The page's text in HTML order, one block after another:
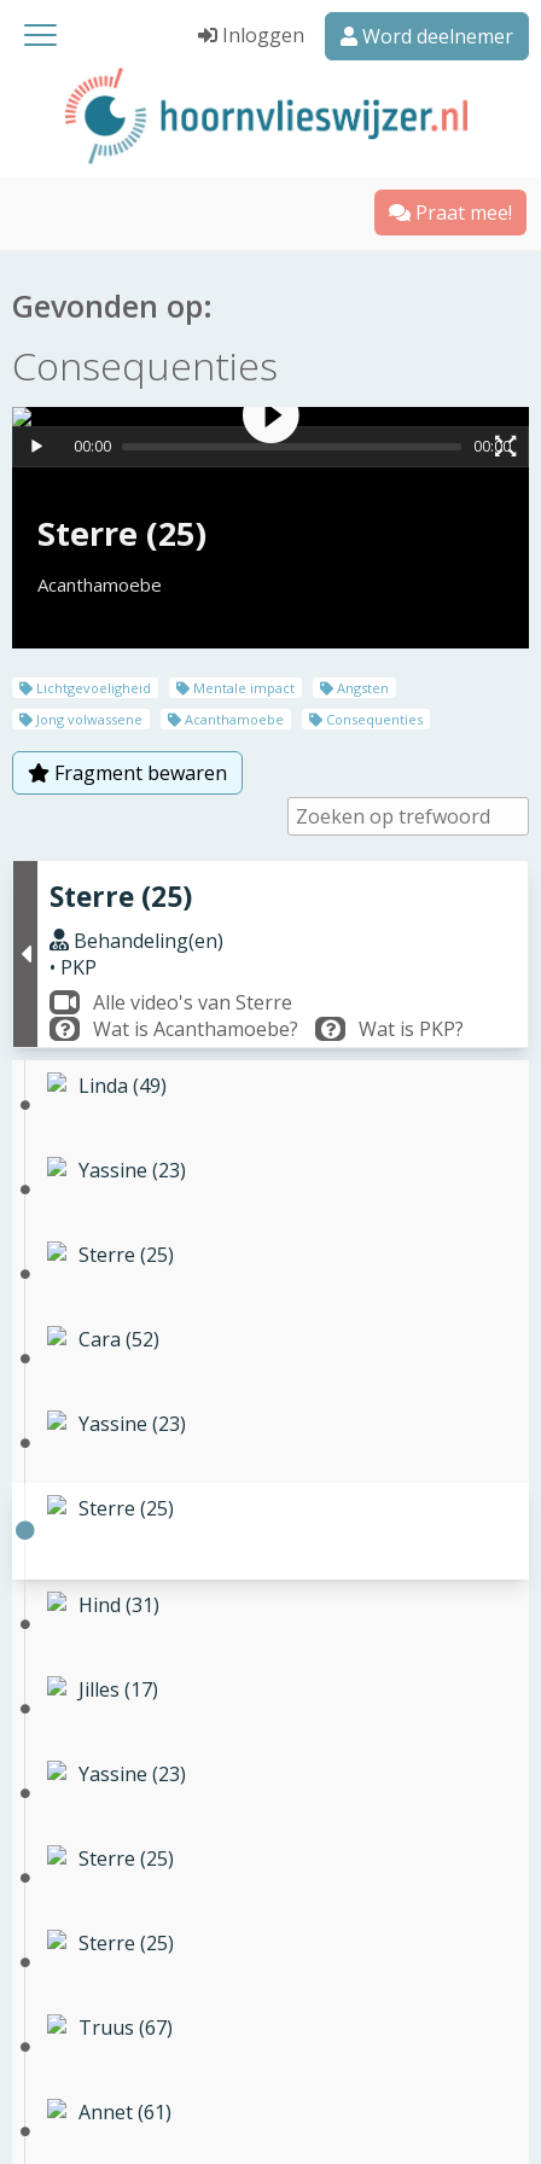
Inloggen Word deelnemer
Praat mee!
Gevonden op:
Consequenties
Sterre (25)
Acanthamoebe
00:00 00:00
Lichtgevoeligheid Mentale impact
Angsten
Jong volwassene
Acanthamoebe Consequenties
Fragment bewaren
Sterre (25)
Behandeling(en)
• PKP
Alle video's van Sterre
Wat is Acanthamoebe?
Wat is PKP?
Linda (49)
Yassine (23)
Sterre (25)
Cara (52)
Yassine (23)
Sterre (25)
Hind (31)
Jilles (17)
Yassine (23)
Sterre (25)
Sterre (25)
Truus (67)
Annet (61)